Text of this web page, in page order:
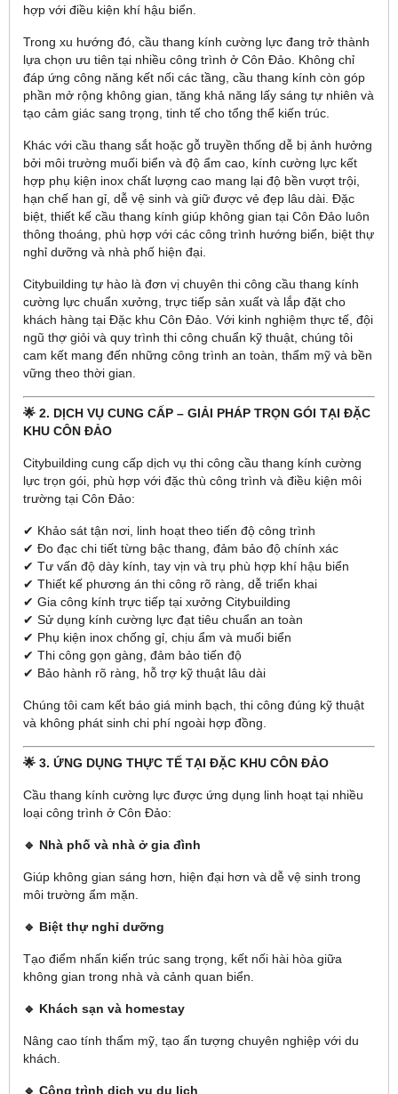
hợp với điều kiện khí hậu biển.
Trong xu hướng đó, cầu thang kính cường lực đang trở thành
lựa chọn ưu tiên tại nhiều công trình ở Côn Đảo. Không chỉ
đáp ứng công năng kết nối các tầng, cầu thang kính còn góp
phần mở rộng không gian, tăng khả năng lấy sáng tự nhiên và
tạo cảm giác sang trọng, tinh tế cho tổng thể kiến trúc.
Khác với cầu thang sắt hoặc gỗ truyền thống dễ bị ảnh hưởng
bởi môi trường muối biển và độ ẩm cao, kính cường lực kết
hợp phụ kiện inox chất lượng cao mang lại độ bền vượt trội,
hạn chế han gỉ, dễ vệ sinh và giữ được vẻ đẹp lâu dài. Đặc
biệt, thiết kế cầu thang kính giúp không gian tại Côn Đảo luôn
thông thoáng, phù hợp với các công trình hướng biển, biệt thự
nghỉ dưỡng và nhà phố hiện đại.
Citybuilding tự hào là đơn vị chuyên thi công cầu thang kính
cường lực chuẩn xưởng, trực tiếp sản xuất và lắp đặt cho
khách hàng tại Đặc khu Côn Đảo. Với kinh nghiệm thực tế, đội
ngũ thợ giỏi và quy trình thi công chuẩn kỹ thuật, chúng tôi
cam kết mang đến những công trình an toàn, thẩm mỹ và bền
vững theo thời gian.
🌟 2. DỊCH VỤ CUNG CẤP – GIẢI PHÁP TRỌN GÓI TẠI ĐẶC
KHU CÔN ĐẢO
Citybuilding cung cấp dịch vụ thi công cầu thang kính cường
lực trọn gói, phù hợp với đặc thù công trình và điều kiện môi
trường tại Côn Đảo:
✔ Khảo sát tận nơi, linh hoạt theo tiến độ công trình
✔ Đo đạc chi tiết từng bậc thang, đảm bảo độ chính xác
✔ Tư vấn độ dày kính, tay vịn và trụ phù hợp khí hậu biển
✔ Thiết kế phương án thi công rõ ràng, dễ triển khai
✔ Gia công kính trực tiếp tại xưởng Citybuilding
✔ Sử dụng kính cường lực đạt tiêu chuẩn an toàn
✔ Phụ kiện inox chống gỉ, chịu ẩm và muối biển
✔ Thi công gọn gàng, đảm bảo tiến độ
✔ Bảo hành rõ ràng, hỗ trợ kỹ thuật lâu dài
Chúng tôi cam kết báo giá minh bạch, thi công đúng kỹ thuật
và không phát sinh chi phí ngoài hợp đồng.
🌟 3. ỨNG DỤNG THỰC TẾ TẠI ĐẶC KHU CÔN ĐẢO
Cầu thang kính cường lực được ứng dụng linh hoạt tại nhiều
loại công trình ở Côn Đảo:
🔹 Nhà phố và nhà ở gia đình
Giúp không gian sáng hơn, hiện đại hơn và dễ vệ sinh trong
môi trường ẩm mặn.
🔹 Biệt thự nghỉ dưỡng
Tạo điểm nhấn kiến trúc sang trọng, kết nối hài hòa giữa
không gian trong nhà và cảnh quan biển.
🔹 Khách sạn và homestay
Nâng cao tính thẩm mỹ, tạo ấn tượng chuyên nghiệp với du
khách.
🔹 Công trình dịch vụ du lịch